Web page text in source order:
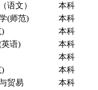
语文）
本科
(师范)
本科
)
本科
语)
本科
本科
)
本科
贸易
本科